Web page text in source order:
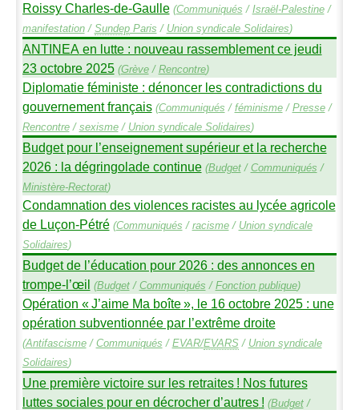
Roissy Charles-de-Gaulle (Communiqués / Israël-Palestine/
manifestation/ SundepParis / Union syndicale Solidaires)
ANTINEA en lutte : nouveau rassemblement ce jeudi
23 octobre 2025 (Grève/ Rencontre)
Diplomatie féministe : dénoncer les contradictions du
gouvernement français (Communiqués / féminisme/ Presse/
Rencontre/ sexisme/ Union syndicale Solidaires)
Budget pour l’enseignement supérieur et la recherche
2026 : la dégringolade continue (Budget/ Communiqués /
Ministère-Rectorat)
Condamnation des violences racistes au lycée agricole
de Luçon-Pétré (Communiqués / racisme/ Union syndicale
Solidaires)
Budget de l’éducation pour 2026 : des annonces en
trompe-l’œil (Budget/ Communiqués / Fonction publique)
Opération «J’aime Ma boîte», le 16 octobre 2025 : une
opération subventionnée par l’extrême droite
(Antifascisme/ Communiqués / EVAR/EVARS/ Union syndicale
Solidaires)
Une première victoire sur les retraites ! Nos futures
luttes sociales pour en décrocher d’autres ! (Budget/